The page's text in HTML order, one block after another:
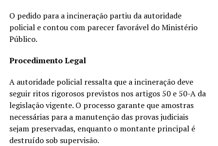
O pedido para a incineração partiu da autoridade
policial e contou com parecer favorável do Ministério
Público.
Procedimento Legal
A autoridade policial ressalta que a incineração deve
seguir ritos rigorosos previstos nos artigos 50 e 50-A da
legislação vigente. O processo garante que amostras
necessárias para a manutenção das provas judiciais
sejam preservadas, enquanto o montante principal é
destruído sob supervisão.